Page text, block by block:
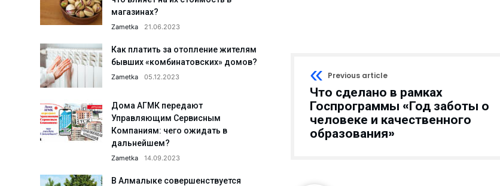
Как летом избежать пищевых отравлений?...
Юбилей в кругу коллег: Сапарали Туракулову ...
Пришкольные лагеря: познавательный досуг и общ...
Здравствуйте, Пушкин!...
Обращение к жителям Ташкентской области...
Работники АО «Аммофос-Максам» отмети...
А была ли самозащита? Подробности расследовани...
Футбольная школа ПФК АГМК — преобразован...
Previous article
Что сделано в рамках
Госпрограммы «Год заботы о
человеке и качественного
образования»
магазинах?
Zametka 21.06.2023
Как платить за отопление жителям
бывших «комбинатовских» домов?
Zametka 05.12.2023
Дома АГМК передают
Управляющим Сервисным
Компаниям: чего ожидать в
дальнейшем?
Zametka 14.09.2023
В Алмалыке совершенствуется